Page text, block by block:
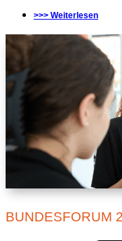
>>> Weiterlesen
BUNDESFORUM